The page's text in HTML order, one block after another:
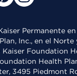
Permanente
Inc., en el Norte
Kaiser Foundation
Health
3495 Piedmont